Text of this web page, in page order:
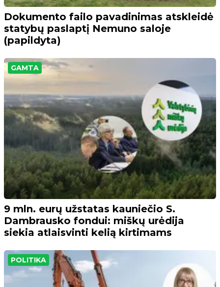
Dokumento failo pavadinimas atskleidė
statybų paslaptį Nemuno saloje
(papildyta)
GAMTA
9 mln. eurų užstatas kauniečio S.
Dambrausko fondui: miškų urėdija
siekia atlaisvinti kelią kirtimams
POLITIKA